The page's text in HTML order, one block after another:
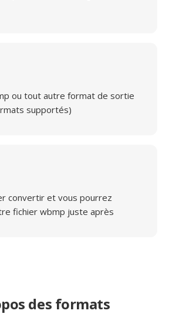
ou tout autre format de sortie
supportés)
convertir et vous pourrez
fichier wbmp juste après
des formats